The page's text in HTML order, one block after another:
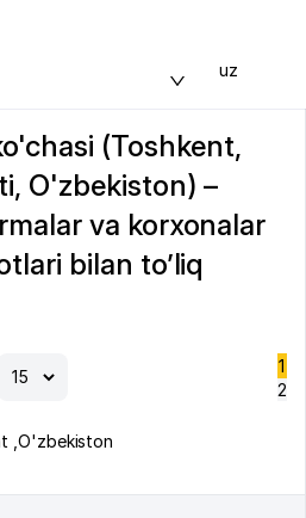
uz
(Toshkent,
O'zbekiston) –
va korxonalar
bilan to’liq
1
2
O'zbekiston